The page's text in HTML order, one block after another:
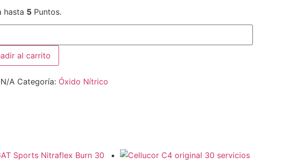
hasta 5 Puntos.
al carrito
N/A Categoría: Óxido Nítrico